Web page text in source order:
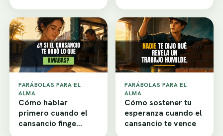
PARÁBOLAS PARA EL
ALMA
Cómo hablar
primero cuando el
cansancio finge
PARÁBOLAS PARA EL
ALMA
Cómo sostener tu
esperanza cuando el
cansancio te vence